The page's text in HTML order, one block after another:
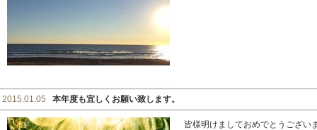
2015.01.05 本年度も宜しくお願い致します。
皆様明けましておめでとうござい